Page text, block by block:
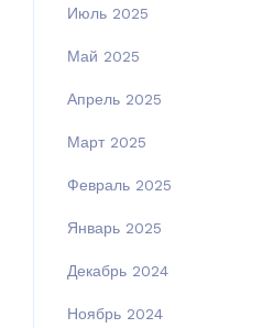
Июль 2025
Май 2025
Апрель 2025
Март 2025
Февраль 2025
Январь 2025
Декабрь 2024
Ноябрь 2024